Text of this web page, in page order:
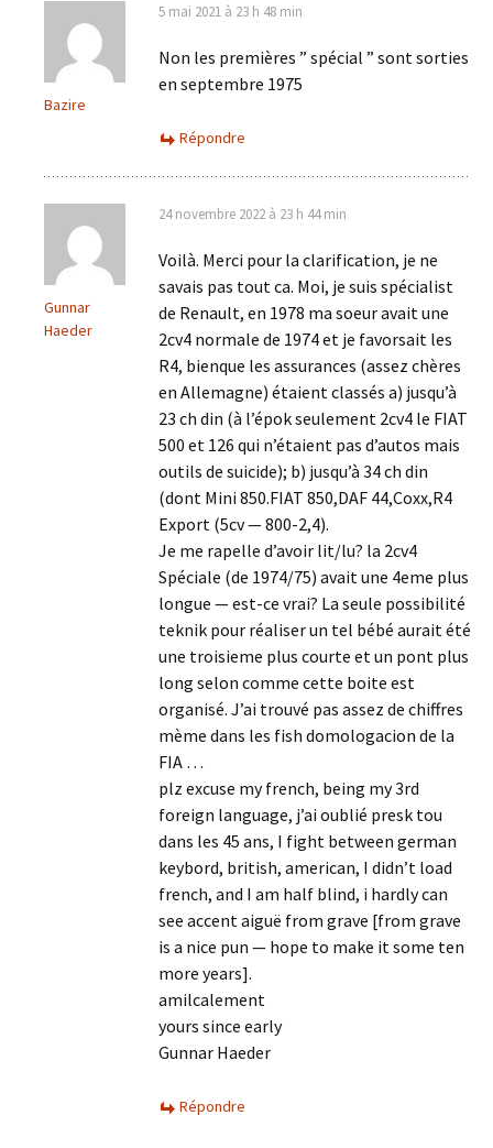
Bazire
5 mai 2021 à 23 h 48 min
Non les premières ” spécial ” sont sorties
en septembre 1975
Répondre
Gunnar
Haeder
24 novembre 2022 à 23 h 44 min
Voilà. Merci pour la clarification, je ne
savais pas tout ca. Moi, je suis spécialist
de Renault, en 1978 ma soeur avait une
2cv4 normale de 1974 et je favorsait les
R4, bienque les assurances (assez chères
en Allemagne) étaient classés a) jusqu’à
23 ch din (à l’épok seulement 2cv4 le FIAT
500 et 126 qui n’étaient pas d’autos mais
outils de suicide); b) jusqu’à 34 ch din
(dont Mini 850.FIAT 850,DAF 44,Coxx,R4
Export (5cv — 800-2,4).
Je me rapelle d’avoir lit/lu? la 2cv4
Spéciale (de 1974/75) avait une 4eme plus
longue — est-ce vrai? La seule possibilité
teknik pour réaliser un tel bébé aurait été
une troisieme plus courte et un pont plus
long selon comme cette boite est
organisé. J’ai trouvé pas assez de chiffres
mème dans les fish domologacion de la
FIA …
plz excuse my french, being my 3rd
foreign language, j’ai oublié presk tou
dans les 45 ans, I fight between german
keybord, british, american, I didn’t load
french, and I am half blind, i hardly can
see accent aiguë from grave [from grave
is a nice pun — hope to make it some ten
more years].
amilcalement
yours since early
Gunnar Haeder
Répondre